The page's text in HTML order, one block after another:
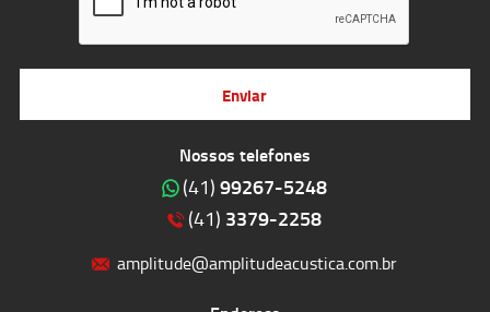
Nossos telefones
(41) 99267-5248
(41) 3379-2258
amplitude@amplitudeacustica.com.br
Enviar